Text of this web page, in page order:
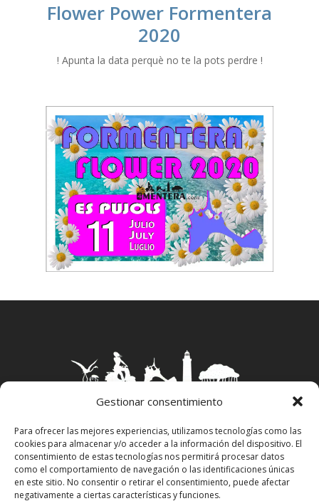
Gestionar consentimiento
Para ofrecer las mejores experiencias, utilizamos tecnologías como las
cookies para almacenar y/o acceder a la información del dispositivo. El
consentimiento de estas tecnologías nos permitirá procesar datos
como el comportamiento de navegación o las identificaciones únicas
en este sitio. No consentir o retirar el consentimiento, puede afectar
negativamente a ciertas características y funciones.
Flower Power Formentera
2020
! Apunta la data perquè no te la pots perdre !
Aviso Legal– Política Privacidad–Política
Cookies–Propiedad Intelectual